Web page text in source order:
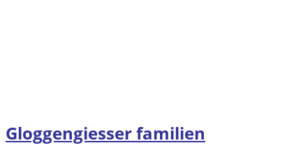
Gloggengiesser familien